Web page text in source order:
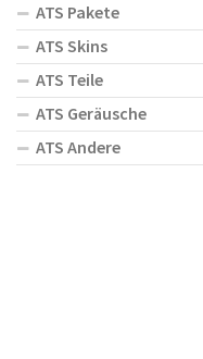
ATS Pakete
ATS Skins
ATS Teile
ATS Geräusche
ATS Andere